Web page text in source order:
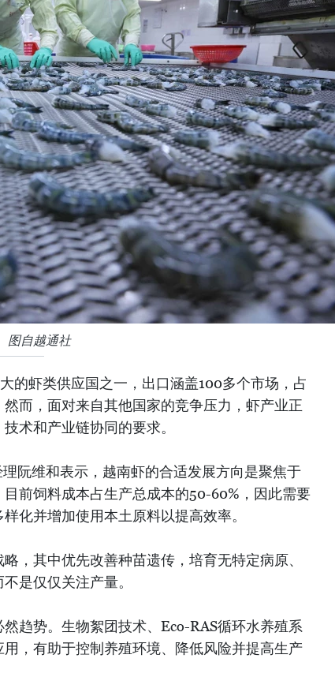
图自越通社
的虾类供应国之一，出口涵盖100多个市场，占
而，面对来自其他国家的竞争压力，虾产业正
术和产业链协同的要求。
阮维和表示，越南虾的合适发展方向是聚焦于
前饲料成本占生产总成本的50-60%，因此需要
化并增加使用本土原料以提高效率。
，其中优先改善种苗遗传，培育无特定病原、
是仅仅关注产量。
趋势。生物絮团技术、Eco-RAS循环水养殖系
，有助于控制养殖环境、降低风险并提高生产